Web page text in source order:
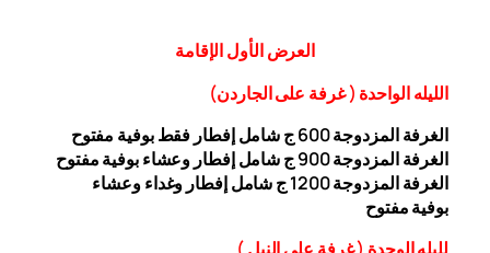
العرضالأولالإقامة
الليله الواحدة ( غرفة على الجاردن)
الغرفة المزدوجة
600 ج شامل إفطار فقط بوفية مفتوح
الغرفة المزدوجة 900 ج شامل إفطار وعشاء بوفية مفتوح
الغرفة المزدوجة 1200 ج شامل إفطار وغداء وعشاء
بوفيةمفتوح